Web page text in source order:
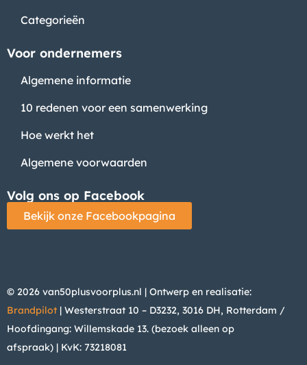
Categorieën
Voor ondernemers
Algemene informatie
10 redenen voor een samenwerking
Hoe werkt het
Algemene voorwaarden
Volg ons op Facebook
Bekijk onze Facebookpagina
© 2026 van50plusvoorplus.nl | Ontwerp en realisatie:
Brandpilot | Westerstraat 10 – D3232, 3016 DH, Rotterdam /
Hoofdingang: Willemskade 13. (bezoek alleen op
afspraak) | KvK: 73218081